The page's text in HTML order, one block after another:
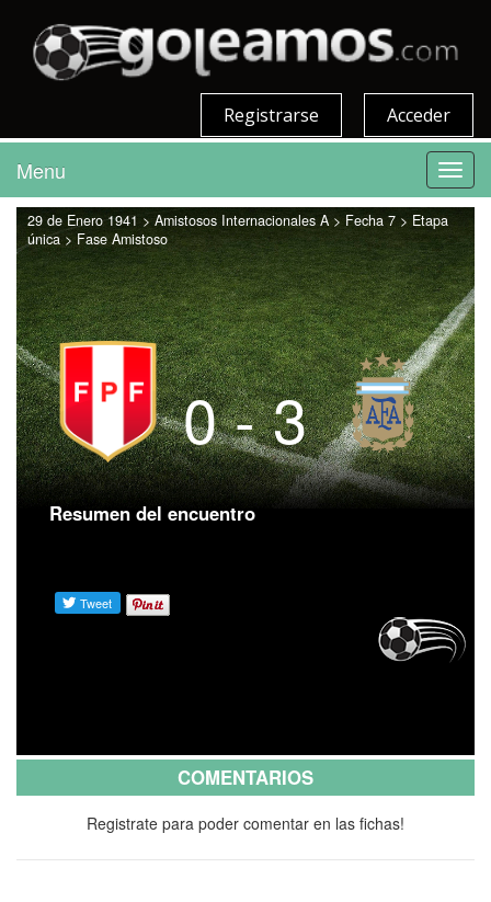
Acceder
Registrarse
Menu
29 de Enero 1941 > Amistosos Internacionales A > Fecha 7 > Etapa
única > Fase Amistoso
0 - 3
Resumen del encuentro
COMENTARIOS
Registrate para poder comentar en las fichas!